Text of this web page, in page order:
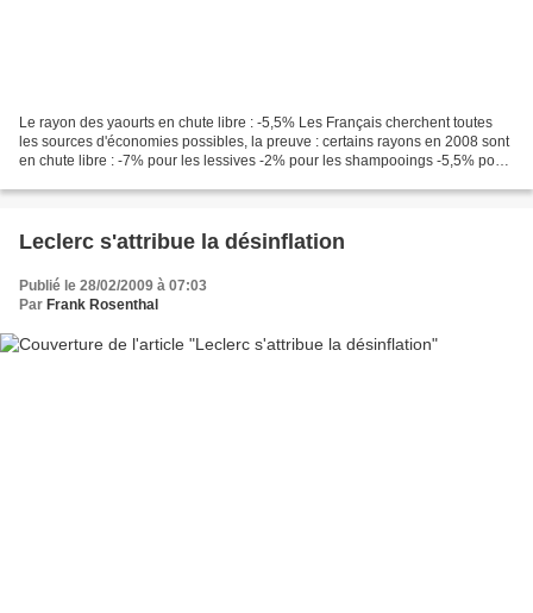
Le rayon des yaourts en chute libre : -5,5% Les Français cherchent toutes
les sources d'économies possibles, la preuve : certains rayons en 2008 sont
en chute libre : -7% pour les lessives -2% pour les shampooings -5,5% pour
Leclerc s'attribue la désinflation
Publié le 28/02/2009 à 07:03
Par Frank Rosenthal